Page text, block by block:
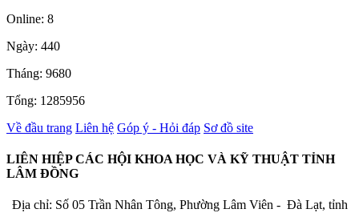
Online: 8
Ngày: 440
Tháng: 9680
Tổng: 1285956
Về đầu trang Liên hệ Góp ý - Hỏi đáp Sơ đồ site
LIÊN HIỆP CÁC HỘI KHOA HỌC VÀ KỸ THUẬT TỈNH
LÂM ĐỒNG
Địa chỉ: Số 05 Trần Nhân Tông, Phường Lâm Viên - Đà Lạt, tỉnh